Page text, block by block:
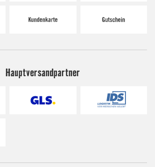
Hauptversandpartner